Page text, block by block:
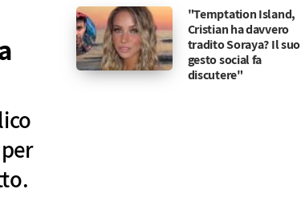
"Temptation Island,
Cristian ha davvero
tradito Soraya? Il suo
gesto social fa
discutere"